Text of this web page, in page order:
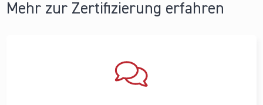
Mehr zur Zertifizierung erfahren